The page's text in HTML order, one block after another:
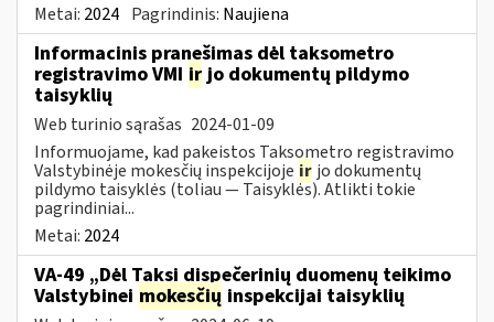
Metai: 2024 Pagrindinis: Naujiena
Informacinis pranešimas dėl taksometro
registravimo VMI irjo dokumentų pildymo
taisyklių
Web turinio sąrašas 2024-01-09
Informuojame, kad pakeistos Taksometro registravimo
Valstybinėje mokesčių inspekcijoje ir jo dokumentų
pildymo taisyklės (toliau — Taisyklės). Atlikti tokie
pagrindiniai...
Metai: 2024
VA-49 „Dėl Taksi dispečerinių duomenų teikimo
Valstybinei mokesčių inspekcijai taisyklių